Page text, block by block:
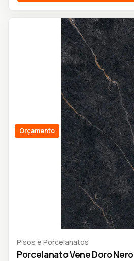
Orçamento
Pisos e Porcelanatos
Porcelanato Vene Doro Nero